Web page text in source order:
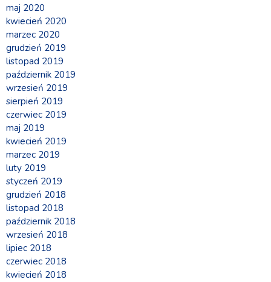
maj 2020
kwiecień 2020
marzec 2020
grudzień 2019
listopad 2019
październik 2019
wrzesień 2019
sierpień 2019
czerwiec 2019
maj 2019
kwiecień 2019
marzec 2019
luty 2019
styczeń 2019
grudzień 2018
listopad 2018
październik 2018
wrzesień 2018
lipiec 2018
czerwiec 2018
kwiecień 2018